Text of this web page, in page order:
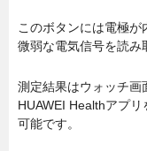
このボタンには電極
微弱な電気信号を読み
測定結果はウォッチ画
HUAWEI Healthアプ
可能です。